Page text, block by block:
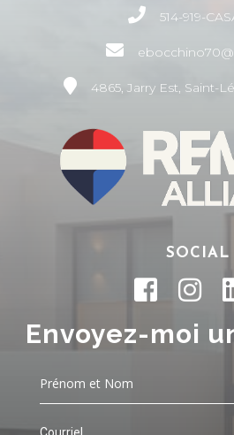
514-919-
4865, Jarry Est, Saint-
SOCIAL
Envoyez-moi